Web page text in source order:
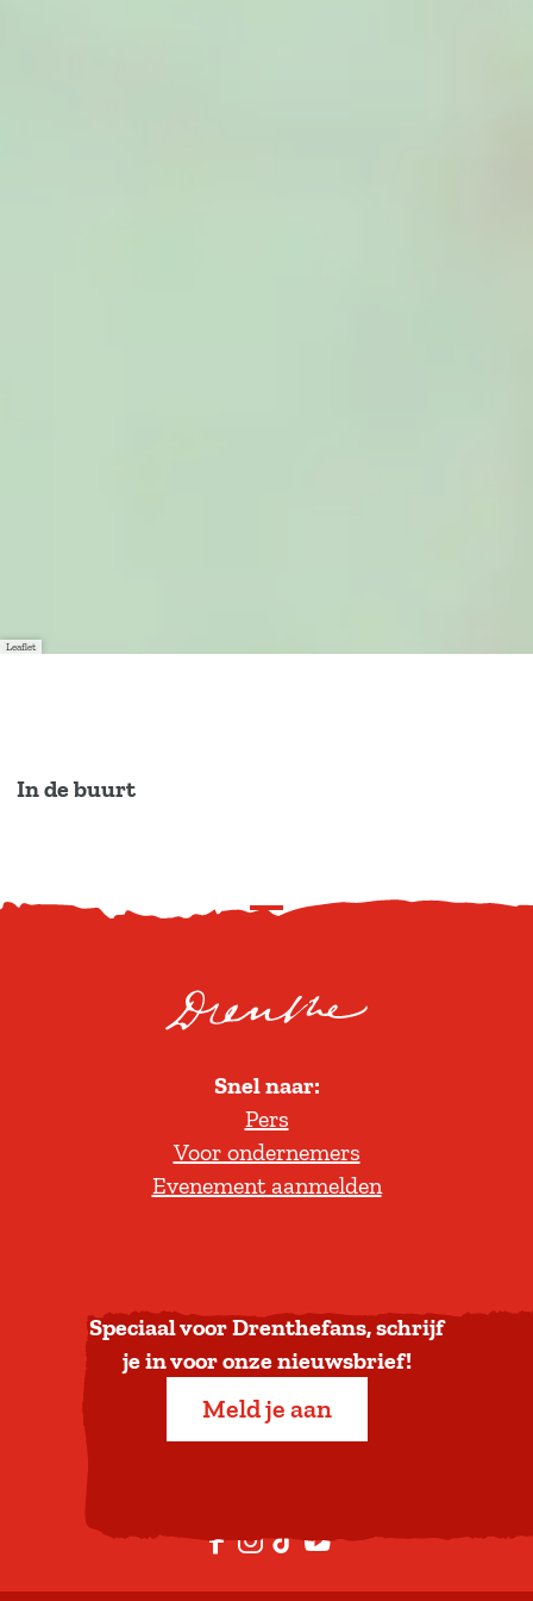
In de buurt
Leaflet
S
o
l
t
e
r
a
a
b
n
Snel naar:
Pers
Voor ondernemers
Evenement aanmelden
Speciaal voor Drenthefans, schrijf
je in voor onze nieuwsbrief!
Meld je aan
F
a
I
n
T
i
Y
o